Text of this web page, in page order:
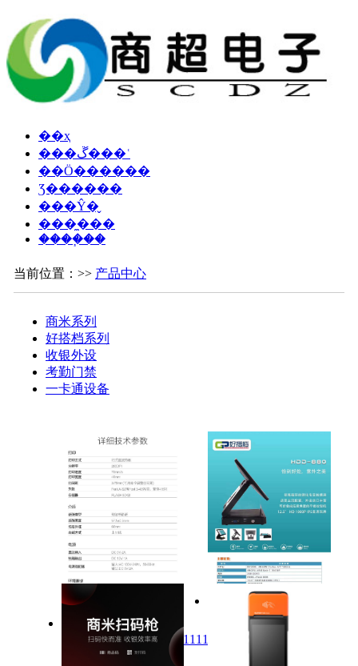
��ҳ
���ڱ���ʿ
��Ӧ������
Ʒ������
���Ŷ�̬
���̼���
����֧��
当前位置：>> 产品中心
商米系列
好搭档系列
收银外设
考勤门禁
一卡通设备
111111111111111111111111
1111111111111111111